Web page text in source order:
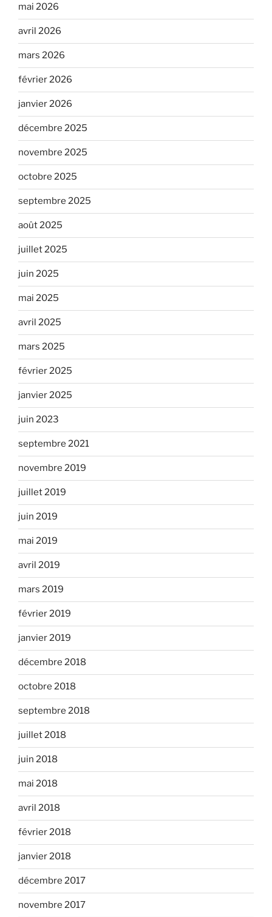
mai 2026
avril 2026
mars 2026
février 2026
janvier 2026
décembre 2025
novembre 2025
octobre 2025
septembre 2025
août 2025
juillet 2025
juin 2025
mai 2025
avril 2025
mars 2025
février 2025
janvier 2025
juin 2023
septembre 2021
novembre 2019
juillet 2019
juin 2019
mai 2019
avril 2019
mars 2019
février 2019
janvier 2019
décembre 2018
octobre 2018
septembre 2018
juillet 2018
juin 2018
mai 2018
avril 2018
février 2018
janvier 2018
décembre 2017
novembre 2017